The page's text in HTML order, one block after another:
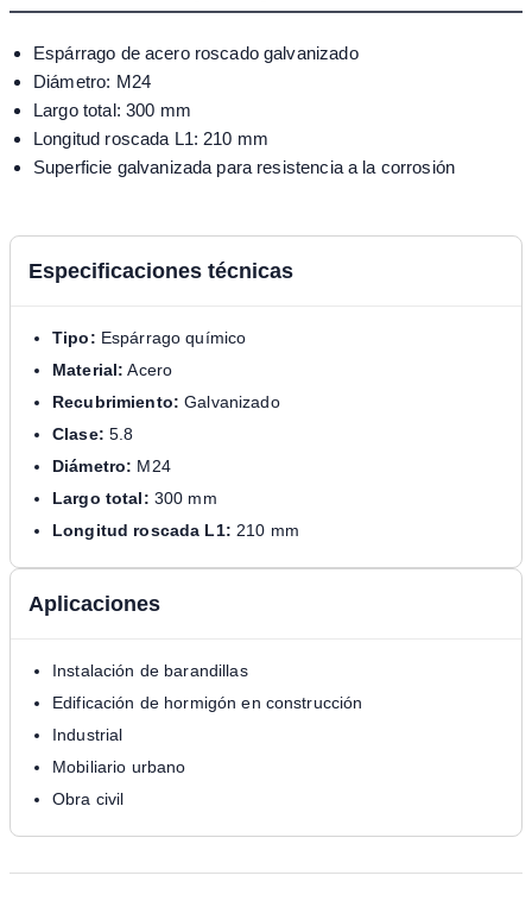
Espárrago de acero roscado galvanizado
Diámetro: M24
Largo total: 300 mm
Longitud roscada L1: 210 mm
Superficie galvanizada para resistencia a la corrosión
Especificaciones técnicas
Tipo: Espárrago químico
Material: Acero
Recubrimiento: Galvanizado
Clase: 5.8
Diámetro: M24
Largo total: 300 mm
Longitud roscada L1: 210 mm
Aplicaciones
Instalación de barandillas
Edificación de hormigón en construcción
Industrial
Mobiliario urbano
Obra civil